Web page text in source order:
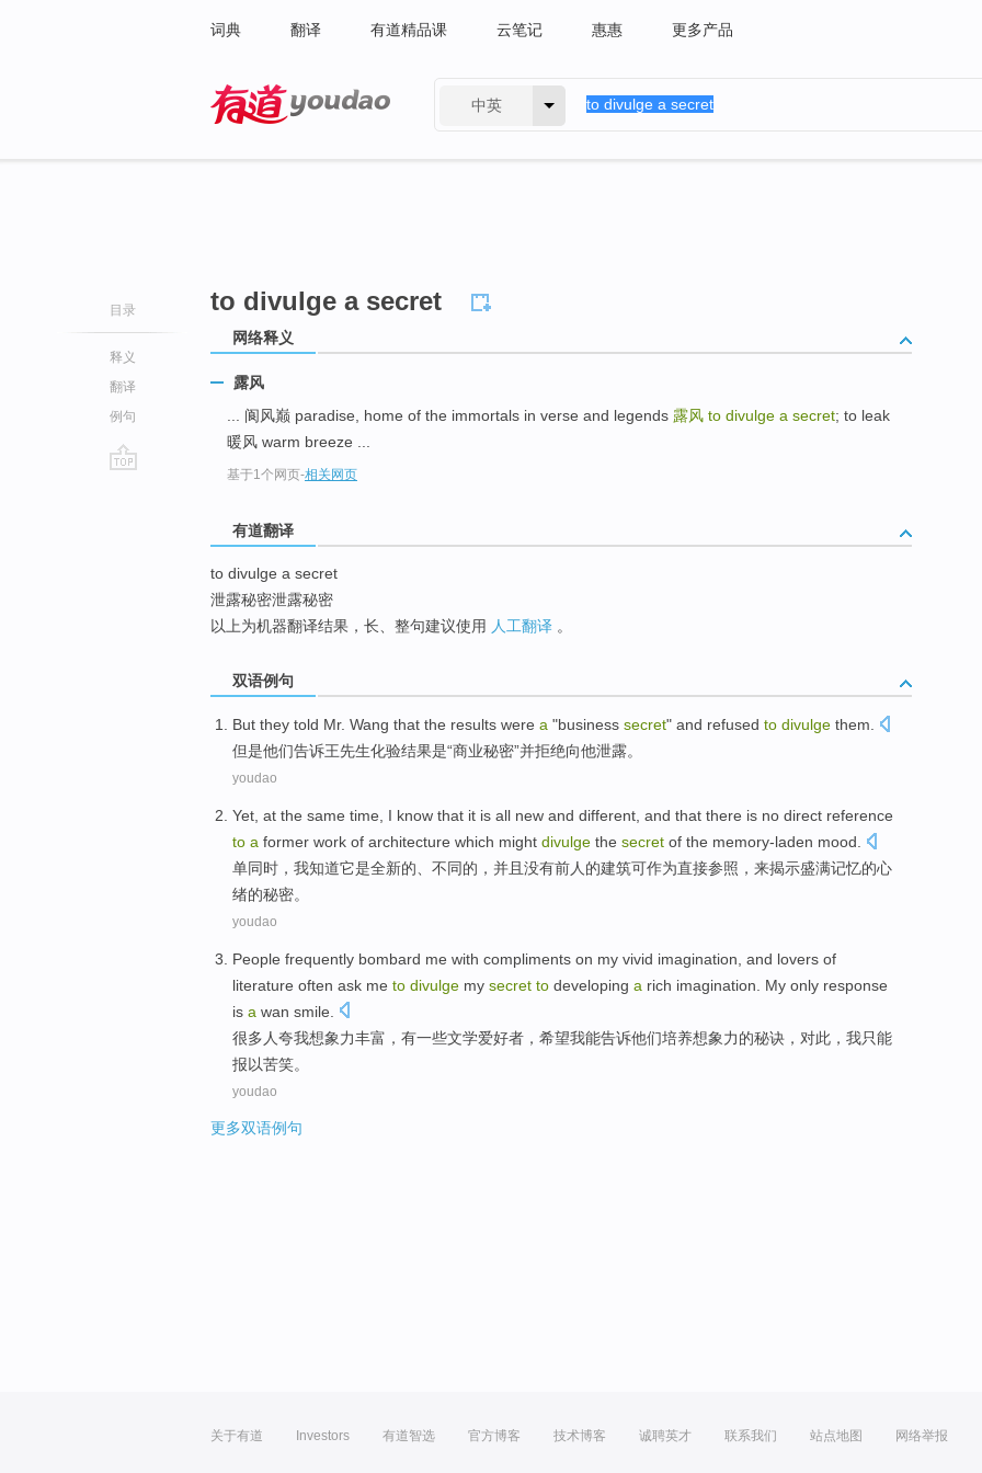
词典 翻译 有道精品课 云笔记 惠惠 更多产品
中英
目录
释义
翻译
例句
to divulge a secret
网络释义
露风
... 阆风巅 paradise, home of the immortals in verse and legends 露风 to divulge a secret; to leak
暖风 warm breeze ...
基于1个网页-相关网页
有道翻译
to divulge a secret
泄露秘密泄露秘密
以上为机器翻译结果，长、整句建议使用 人工翻译 。
双语例句
But they told Mr. Wang that the results were a "business secret" and refused to divulge them
但是他们告诉王先生化验结果是“商业秘密”并拒绝向他泄露。
youdao
Yet, at the same time I know that it is all new and different and that there is no direct reference
to a former work of architecture which might divulge the secret of the memory-laden mood
单同时 ， 我知道它是全新的 不同的， 并且 没有前人 的建筑可作为直接参照 ， 来揭示盛满记忆的心
绪的秘密。
youdao
People frequently bombard me with compliments on my vivid imagination , and lovers of
literature often ask me to divulge my secret to developing a rich imagination. My only response
is a wan smile
很多 人夸我想象力丰富 ， 有一些文学爱好者 ， 希望我能告诉他们培养想象力的秘诀 ， 对此 ， 我只能
报以苦笑。
youdao
更多双语例句
关于有道 Investors 有道智选 官方博客 技术博客 诚聘英才 联系我们 站点地图 网络举报